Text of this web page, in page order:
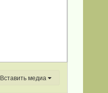
Вставить медиа